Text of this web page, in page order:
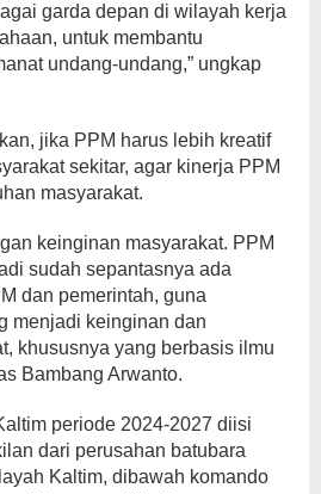
garda depan di wilayah kerja
untuk membantu
undang-undang,” ungkap
jika PPM harus lebih kreatif
sekitar, agar kinerja PPM
masyarakat.
keinginan masyarakat. PPM
sudah sepantasnya ada
dan pemerintah, guna
menjadi keinginan dan
khususnya yang berbasis ilmu
Bambang Arwanto.
periode 2024-2027 diisi
dari perusahan batubara
Kaltim, dibawah komando